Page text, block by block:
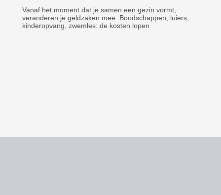
Vanaf het moment dat je samen een gezin vormt,
veranderen je geldzaken mee. Boodschappen, luiers,
kinderopvang, zwemles: de kosten lopen